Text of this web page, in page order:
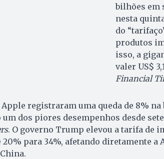
bilhões em
nesta
do
produtos
isso, a
valer US$
Financial
Apple registraram uma queda de 8% na
dos piores desempenhos desde
. O governo Trump elevou a tarifa de
20% para 34%, afetando diretamente a